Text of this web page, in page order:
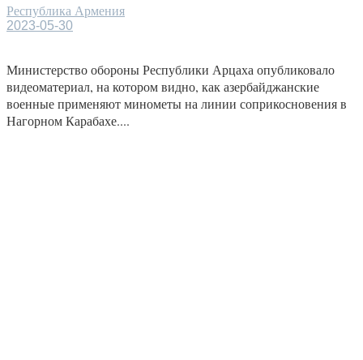
Республика Армения
2023-05-30
Министерство обороны Республики Арцаха опубликовало
видеоматериал, на котором видно, как азербайджанские
военные применяют минометы на линии соприкосновения в
Нагорном Карабахе....